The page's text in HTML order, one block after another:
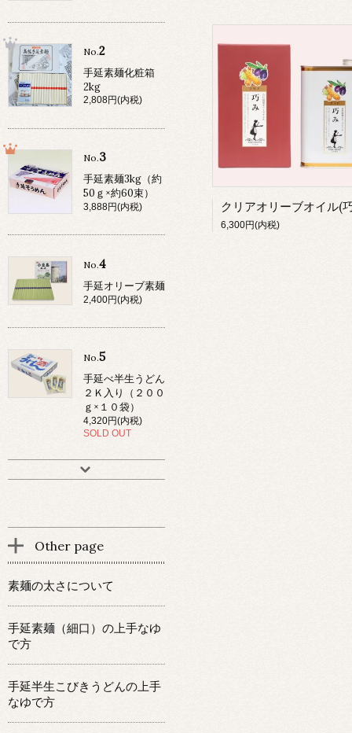
6,300円(内税)
No.2
手延素麺化粧箱
2kg
2,808円(内税)
No.3
手延素麺3kg（約
50ｇ×約60束）
3,888円(内税)
No.4
手延オリーブ素麺
2,400円(内税)
No.5
手延べ半生うどん
２Ｋ入り（２００
ｇ×１０袋）
4,320円(内税)
SOLD OUT
Other page
素麺の太さについて
手延素麺（細口）の上手なゆ
で方
手延半生こびきうどんの上手
なゆで方